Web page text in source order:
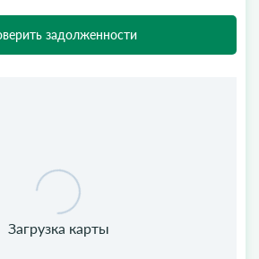
задолженности